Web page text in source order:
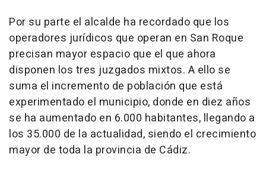
Por su parte el alcalde ha recordado que los
operadores jurídicos que operan en San Roque
precisan mayor espacio que el que ahora
disponen los tres juzgados mixtos. A ello se
suma el incremento de población que está
experimentado el municipio, donde en diez años
se ha aumentado en 6.000 habitantes, llegando a
los 35.000 de la actualidad, siendo el crecimiento
mayor de toda la provincia de Cádiz.